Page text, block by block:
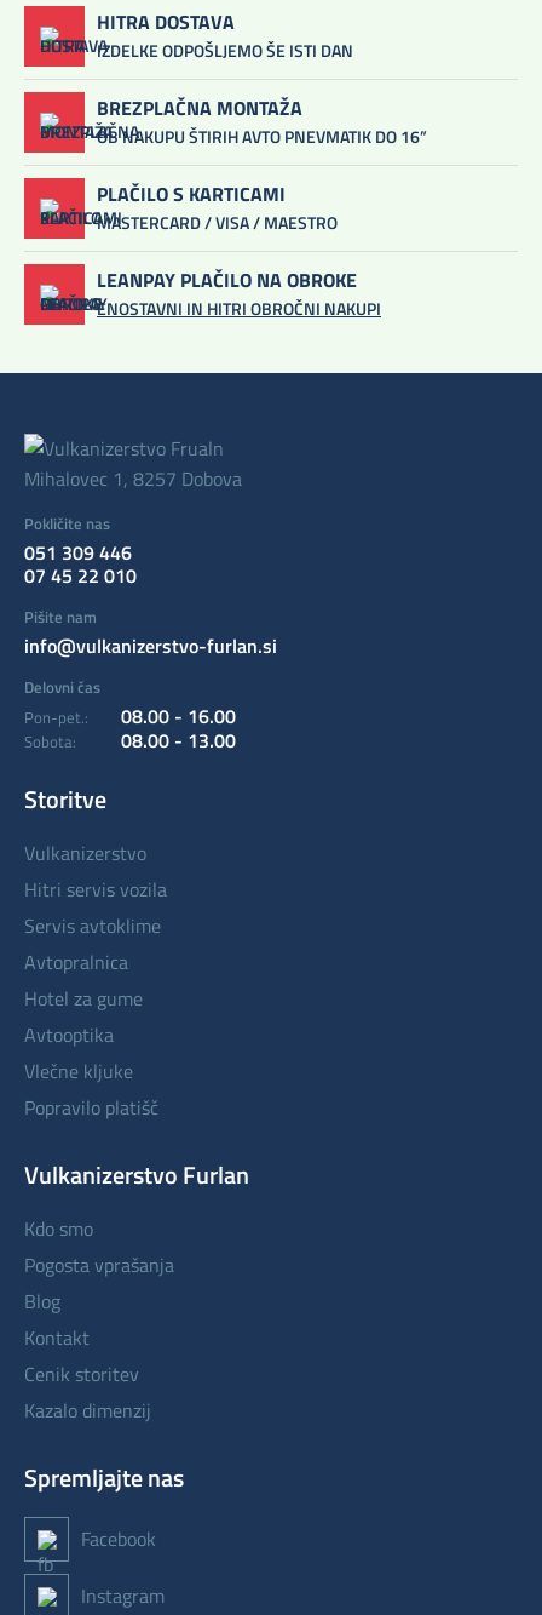
HITRA DOSTAVA
IZDELKE ODPOŠLJEMO ŠE ISTI DAN
BREZPLAČNA MONTAŽA
OB NAKUPU ŠTIRIH AVTO PNEVMATIK DO 16”
PLAČILO S KARTICAMI
MASTERCARD / VISA / MAESTRO
LEANPAY PLAČILO NA OBROKE
ENOSTAVNI IN HITRI OBROČNI NAKUPI
Mihalovec 1, 8257 Dobova
Pokličite nas
051 309 446
07 45 22 010
Pišite nam
info@vulkanizerstvo-furlan.si
Delovni čas
Pon-pet.:
08.00 - 16.00
Sobota: 08.00 - 13.00
Storitve
vulkanizerstvo
hitri servis vozila
servis avtoklime
avtopralnica
hotel za gume
avtooptika
vlečne kljuke
popravilo platišč
Vulkanizerstvo Furlan
kdo smo
pogosta vprašanja
blog
kontakt
cenik storitev
kazalo dimenzij
Spremljajte nas
Facebook
Instagram